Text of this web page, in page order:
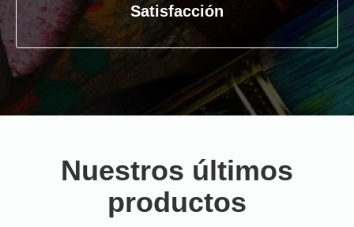
Satisfacción
Nuestros últimos
productos